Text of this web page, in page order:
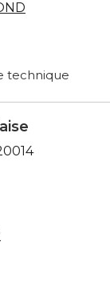
technique